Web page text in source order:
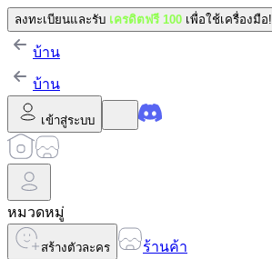
ลงทะเบียนและรับ เครดิตฟรี 100 เพื่อใช้เครื่องมือ!
บ้าน
บ้าน
เข้าสู่ระบบ
หมวดหมู่
สร้างตัวละคร ร้านค้า